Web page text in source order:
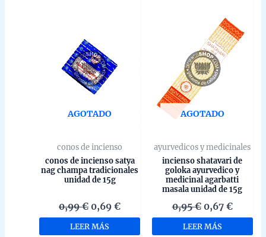
AGOTADO
conos de incienso
conos de incienso satya
nag champa tradicionales
unidad de 15g
0,99€ El
precio
original
0,69€El
precio
LEER MÁS
AGOTADO
ayurvedicos y medicinales
incienso shatavari de
goloka ayurvedico y
medicinal agarbatti
masala unidad de 15g
0,95€ El
precio
original
0,67 €El
precio
LEER MÁS